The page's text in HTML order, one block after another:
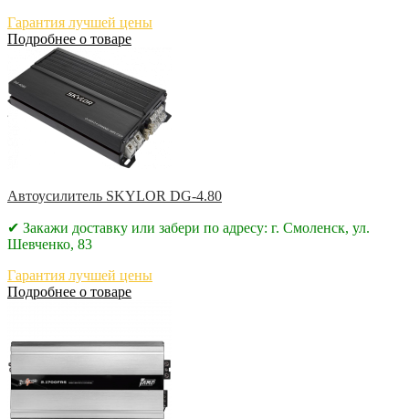
Гарантия лучшей цены
Подробнее о товаре
Автоусилитель SKYLOR DG-4.80
✔ Закажи доставку или забери по адресу: г. Смоленск, ул.
Шевченко, 83
Гарантия лучшей цены
Подробнее о товаре